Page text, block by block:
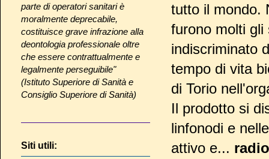
tutto il mondo.
furono molti gli
indiscriminato
tempo di vita
di Torio
Il prodotto si
linfonodi e
attivo e...
parte di operatori sanitari è
moralmente deprecabile,
costituisce grave infrazione alla
deontologia professionale oltre
che essere contrattualmente e
legalmente perseguibile"
(Istituto Superiore di Sanità e
Consiglio Superiore di Sanità)
Siti utili: